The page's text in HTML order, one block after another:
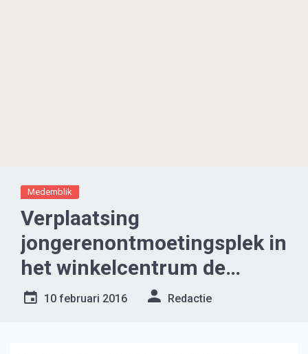
Medemblik
Verplaatsing
jongerenontmoetingsplek in
het winkelcentrum de
Boogerd in Wognum
10 februari 2016 Redactie